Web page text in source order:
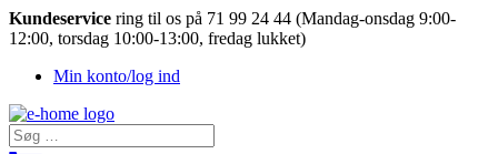
Kundeservice ring til os på 71 99 24 44 (Mandag-onsdag 9:00-
12:00, torsdag 10:00-13:00, fredag lukket)
Min konto/log ind
Søg